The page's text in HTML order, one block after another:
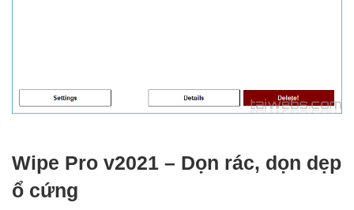
Wipe Pro v2021 – Dọn rác, dọn dẹp
ổ cứng